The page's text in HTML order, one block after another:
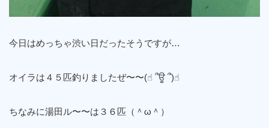
今日はめっちゃ渋い日だったそうですが…
オイラは４５匹釣りましたぜ〜〜(☝︎ ՞ਊ ՞)☝︎
ちなみに湯田ル〜〜は３６匹（＾ω＾）